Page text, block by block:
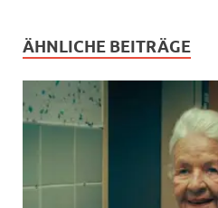
ÄHNLICHE BEITRÄGE